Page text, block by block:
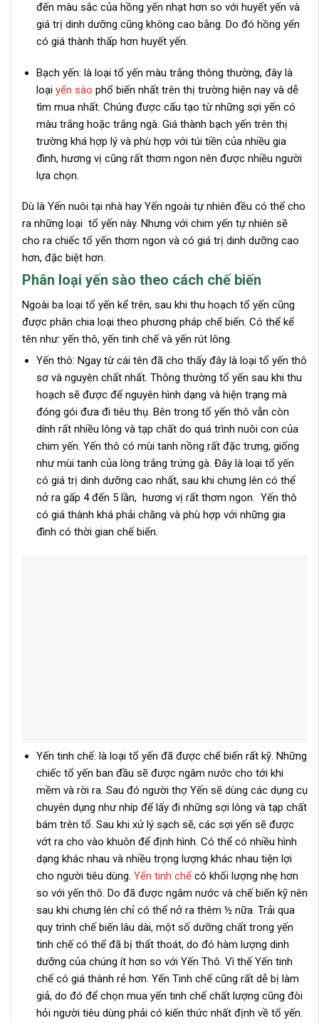
đến màu sắc của hồng yến nhạt hơn so với huyết yến và
giá trị dinh dưỡng cũng không cao bằng. Do đó hồng yến
có giá thành thấp hơn huyết yến.
Bạch yến: là loại tổ yến màu trắng thông thường, đây là
loại yến sào phổ biến nhất trên thị trường hiện nay và dễ
tìm mua nhất. Chúng được cấu tạo từ những sợi yến có
màu trắng hoặc trắng ngà. Giá thành bạch yến trên thị
trường khá hợp lý và phù hợp với túi tiền của nhiều gia
đình, hương vị cũng rất thơm ngon nên được nhiều người
lựa chọn.
Dù là Yến nuôi tại nhà hay Yến ngoài tự nhiên đều có thể cho
ra những loại tổ yến này. Nhưng với chim yến tự nhiên sẽ
cho ra chiếc tổ yến thơm ngon và có giá trị dinh dưỡng cao
hơn, đặc biệt hơn.
Phân loại yến sào theo cách chế biến
Ngoài ba loại tổ yến kể trên, sau khi thu hoạch tổ yến cũng
được phân chia loại theo phương pháp chế biến. Có thể kể
tên như: yến thô, yến tinh chế và yến rút lông.
Yến thô: Ngay từ cái tên đã cho thấy đây là loại tổ yến thô
sơ và nguyên chất nhất. Thông thường tổ yến sau khi thu
hoạch sẽ được để nguyên hình dạng và hiện trạng mà
đóng gói đưa đi tiêu thụ. Bên trong tổ yến thô vẫn còn
dính rất nhiều lông và tạp chất do quá trình nuôi con của
chim yến. Yến thô có mùi tanh nồng rất đặc trưng, giống
như mùi tanh của lòng trắng trứng gà. Đây là loại tổ yến
có giá trị dinh dưỡng cao nhất, sau khi chưng lên có thể
nở ra gấp 4 đến 5 lần, hương vị rất thơm ngon. Yến thô
có giá thành khá phải chăng và phù hợp với những gia
đình có thời gian chế biến.
Yến tinh chế: là loại tổ yến đã được chế biến rất kỹ. Những
chiếc tổ yến ban đầu sẽ được ngâm nước cho tới khi
mềm và rời ra. Sau đó người thợ Yến sẽ dùng các dụng cụ
chuyên dụng như nhíp để lấy đi những sợi lông và tạp chất
bám trên tổ. Sau khi xử lý sạch sẽ, các sợi yến sẽ được
vớt ra cho vào khuôn để định hình. Có thể có nhiều hình
dạng khác nhau và nhiều trọng lượng khác nhau tiện lợi
cho người tiêu dùng. Yến tinh chếcó khối lượng nhẹ hơn
so với yến thô. Do đã được ngâm nước và chế biến kỹ nên
sau khi chưng lên chỉ có thể nở ra thêm ½ nữa. Trải qua
quy trình chế biến lâu dài, một số dưỡng chất trong yến
tinh chế có thể đã bị thất thoát, do đó hàm lượng dinh
dưỡng của chúng ít hơn so với Yến Thô. Vì thế Yến tinh
chế có giá thành rẻ hơn. Yến Tinh chế cũng rất dễ bị làm
giả, do đó để chọn mua yến tinh chế chất lượng cũng đòi
hỏi người tiêu dùng phải có kiến thức nhất định về tổ yến.